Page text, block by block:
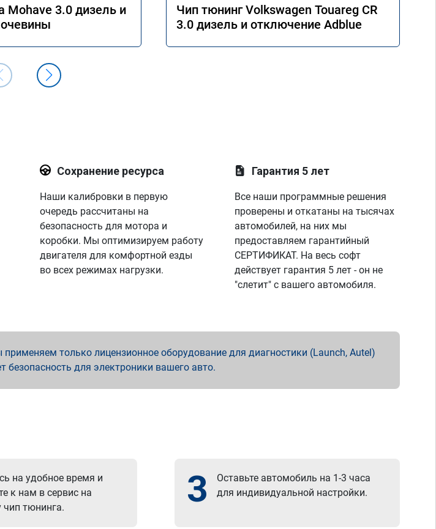
Mohave 3.0 дизель и
Чип тюнинг Volkswagen Touareg CR
3.0 дизель и отключение Adblue
Сохранение ресурса
Наши калибровки в первую
очередь рассчитаны на
безопасность для мотора и
коробки. Мы оптимизируем работу
двигателя для комфортной езды
во всех режимах нагрузки.
Гарантия 5 лет
Все наши программные решения
проверены и откатаны на тысячах
автомобилей, на них мы
предоставляем гарантийный
СЕРТИФИКАТ. На весь софт
действует гарантия 5 лет - он не
"слетит" с вашего автомобиля.
только лицензионное оборудование для диагностики (Launch, Autel)
безопасность для электроники вашего авто.
на удобное время и
к нам в сервис на
чип тюнинга.
3
Оставьте автомобиль на 1-3 часа
для индивидуальной настройки.